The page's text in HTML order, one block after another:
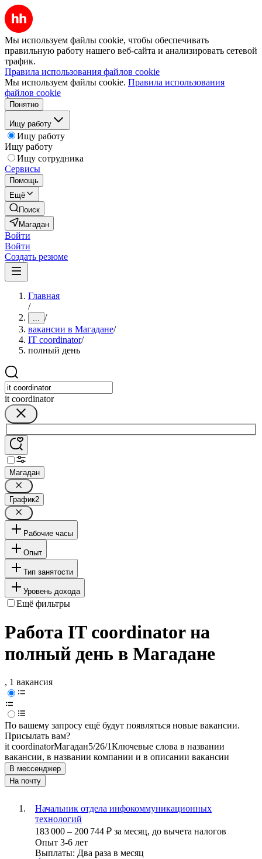
Мы используем файлы cookie, чтобы обеспечивать
правильную работу нашего веб-сайта и анализировать сетевой
трафик.
Правила использования файлов cookie
Мы используем файлы cookie. Правила использования
файлов cookie
Понятно
Ищу работу
Ищу работу
Ищу работу
Ищу сотрудника
Сервисы
Помощь
Ещё
Поиск
Магадан
Войти
Войти
Создать резюме
Главная
/
... /
вакансии в Магадане/
IT coordinator/
полный день
it coordinator
Магадан
График2
Рабочие часы
Опыт
Тип занятости
Уровень дохода
Ещё фильтры
Работа IT coordinator на
полный день в Магадане
, 1 вакансия
По вашему запросу ещё будут появляться новые вакансии.
Присылать вам?
it coordinatorМагадан5/26/1Ключевые слова в названии
вакансии, в названии компании и в описании вакансии
В мессенджер
На почту
Начальник отдела инфокоммуникационных
технологий
183 000 – 200 744 ₽ за месяц, до вычета налогов
Опыт 3-6 лет
Выплаты: Два раза в месяц